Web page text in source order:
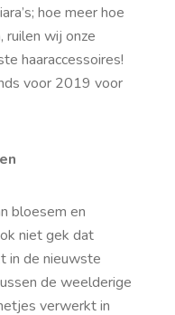
hoe meer hoe
ruilen wij onze
haaraccessoires!
voor 2019 voor
bloesem en
niet gek dat
in de nieuwste
de weelderige
verwerkt in